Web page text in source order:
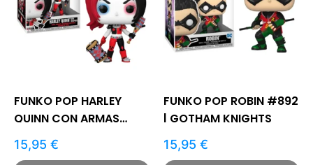
FUNKO POP HARLEY
QUINN CON ARMAS
#453 | DC
15,95 €
FUNKO POP ROBIN #892
| GOTHAM KNIGHTS
15,95 €